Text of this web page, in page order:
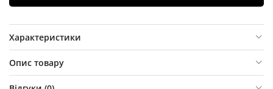
Характеристики
Опис товару